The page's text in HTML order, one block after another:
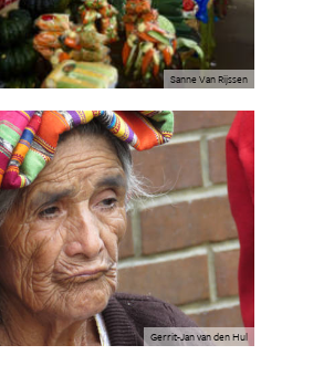
Sanne Van Rijssen
Gerrit-Jan van den Hul